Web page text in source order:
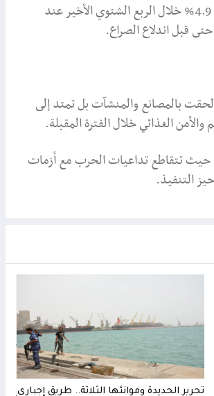
وتشير أحدث التقديرات الاقتصادية إلى انكماش الناتج المحلي الإجمالي الإيراني بنسبة 4.9% خلال الربع الشتوي الأخير عند
لحقت بالمصانع والمنشآت بل تمتد إلى
الغذائي خلال الفترة المقبلة.
حيث تتقاطع تداعيات الحرب مع أزمات
التنفيذ.
تحرير الحديدة وموانئها الثلاثة.. طريق إجباري